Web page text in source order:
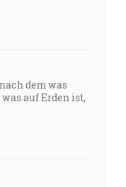
dem was
auf Erden ist,